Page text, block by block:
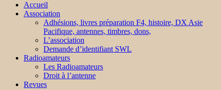
Accueil
Association
Adhésions, livres préparation F4, histoire, DX Asie
Pacifique, antennes, timbres, dons,
L’association
Demande d’identifiant SWL
Radioamateurs
Les Radioamateurs
Droit à l’antenne
Revues